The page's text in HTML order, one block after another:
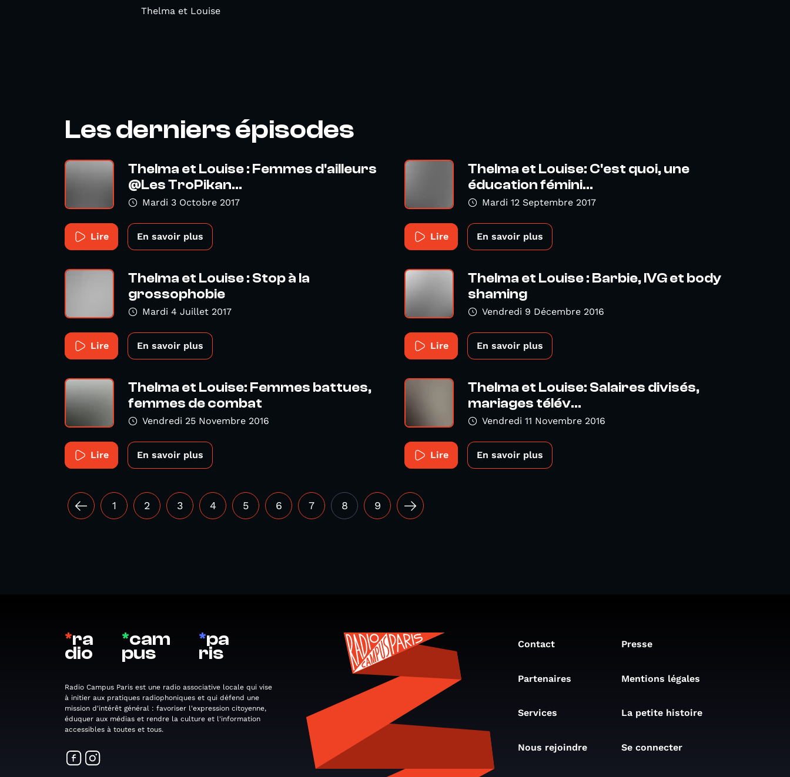
Thelma et Louise
Les derniers épisodes
Thelma et Louise : Femmes d'ailleurs
@Les TroPikan...
Mardi 3 Octobre 2017
Lire En savoir plus
Thelma et Louise: C'est quoi, une
éducation fémini...
Mardi 12 Septembre 2017
Lire En savoir plus
Thelma et Louise : Stop à la
grossophobie
Mardi 4 Juillet 2017
Lire En savoir plus
Thelma et Louise : Barbie, IVG et body
shaming
Vendredi 9 Décembre 2016
Lire En savoir plus
Thelma et Louise: Femmes battues,
femmes de combat
Vendredi 25 Novembre 2016
Lire En savoir plus
Thelma et Louise: Salaires divisés,
mariages télév...
Vendredi 11 Novembre 2016
Lire En savoir plus
1 2 3 4 5 6 7 8 9
*ra
dio
*cam
pus
*pa
ris
Radio Campus Paris est une radio associative locale qui vise
à initier aux pratiques radiophoniques et qui défend une
mission d'intérêt général : favoriser l'expression citoyenne,
éduquer aux médias et rendre la culture et l'information
accessibles à toutes et tous.
Contact Presse
Partenaires Mentions légales
Services La petite histoire
Nous rejoindre Se connecter